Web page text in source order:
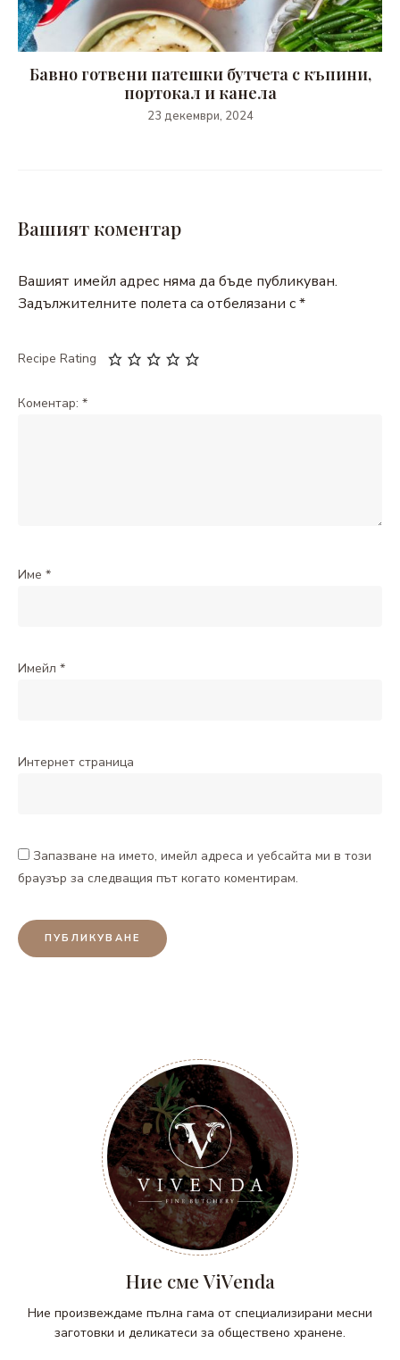
Бавно готвени патешки бутчета с къпини,
портокал и канела
23 декември, 2024
Вашият коментар
Вашият имейл адрес няма да бъде публикуван.
Задължителните полета са отбелязани с*
Recipe Rating
Коментар: *
Име *
Имейл *
Интернет страница
Запазване на името, имейл адреса и уебсайта ми в този
браузър за следващия път когато коментирам.
Ние сме ViVenda
Ние произвеждаме пълна гама от специализирани месни
заготовки и деликатеси за обществено хранене.